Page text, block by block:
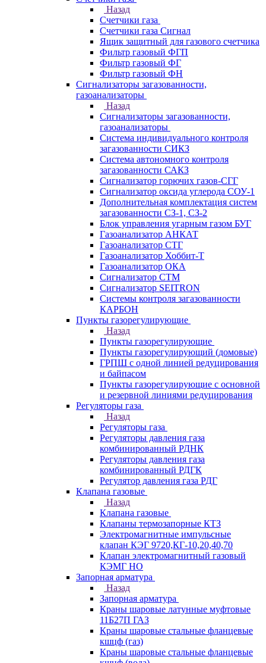
Назад
Счетчики газа
Счетчики газа Сигнал
Ящик защитный для газового счетчика
Фильтр газовый ФГП
Фильтр газовый ФГ
Фильтр газовый ФН
Сигнализаторы загазованности,
газоанализаторы
Назад
Сигнализаторы загазованности,
газоанализаторы
Система индивидуального контроля
загазованности СИКЗ
Система автономного контроля
загазованности САКЗ
Сигнализатор горючих газов-СГГ
Сигнализатор оксида углерода СОУ-1
Дополнительная комплектация систем
загазованности СЗ-1, СЗ-2
Блок управления угарным газом БУГ
Газоанализатор АНКАТ
Газоанализатор СТГ
Газоанализатор Хоббит-Т
Газоанализатор ОКА
Сигнализатор СТМ
Сигнализатор SEITRON
Системы контроля загазованности
КАРБОН
Пункты газорегулирующие
Назад
Пункты газорегулирующие
Пункты газорегулирующий (домовые)
ГРПШ с одной линией редуцирования
и байпасом
Пункты газорегулирующие с основной
и резервной линиями редуцирования
Регуляторы газа
Назад
Регуляторы газа
Регуляторы давления газа
комбинированный РДНК
Регуляторы давления газа
комбинированный РДГК
Регулятор давления газа РДГ
Клапана газовые
Назад
Клапана газовые
Клапаны термозапорные КТЗ
Электромагнитные импульсные
клапан КЭГ 9720,КГ-10,20,40,70
Клапан электромагнитный газовый
КЭМГ НО
Запорная арматура
Назад
Запорная арматура
Краны шаровые латунные муфтовые
11Б27П ГАЗ
Краны шаровые стальные фланцевые
кшцф (газ)
Краны шаровые стальные фланцевые